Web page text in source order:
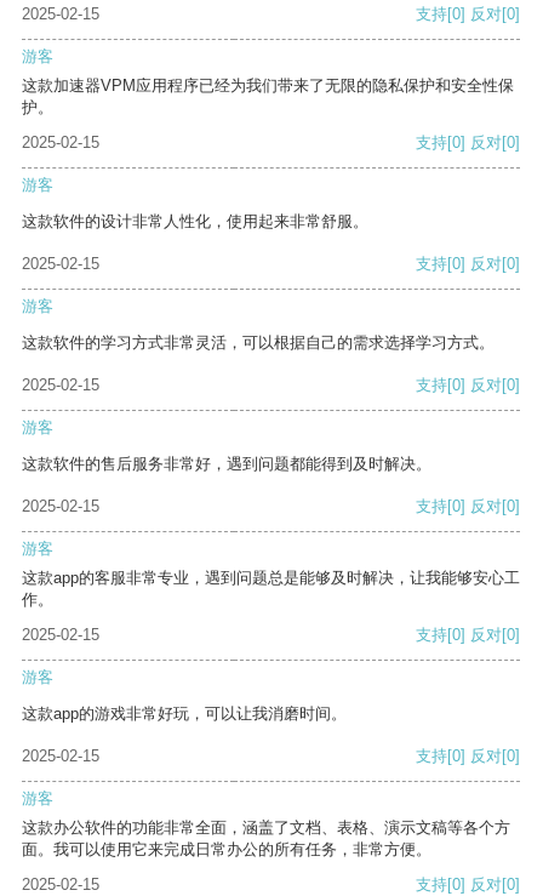
2025-02-15
支持[0] 反对[0]
游客
这款加速器VPM应用程序已经为我们带来了无限的隐私保护和安全性保
护。
2025-02-15
支持[0] 反对[0]
游客
这款软件的设计非常人性化，使用起来非常舒服。
2025-02-15 支持[0] 反对[0]
游客
这款软件的学习方式非常灵活，可以根据自己的需求选择学习方式。
2025-02-15 支持[0] 反对[0]
游客
这款软件的售后服务非常好，遇到问题都能得到及时解决。
2025-02-15 支持[0] 反对[0]
游客
这款app的客服非常专业，遇到问题总是能够及时解决，让我能够安心工
作。
2025-02-15
支持[0] 反对[0]
游客
这款app的游戏非常好玩，可以让我消磨时间。
2025-02-15 支持[0] 反对[0]
游客
这款办公软件的功能非常全面，涵盖了文档、表格、演示文稿等各个方
面。我可以使用它来完成日常办公的所有任务，非常方便。
2025-02-15
支持[0] 反对[0]